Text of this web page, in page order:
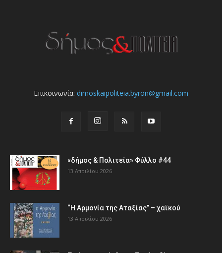
Επικοινωνία: dimoskaipoliteia.byron@gmail.com
«δήμος & Πολιτεία» Φύλλο #44
13 Απριλίου 2026
“Η Αρμονία της Αταξίας” – χαϊκού
13 Απριλίου 2026